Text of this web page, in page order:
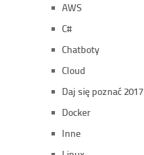
AWS
C#
Chatboty
Cloud
Daj się poznać 2017
Docker
Inne